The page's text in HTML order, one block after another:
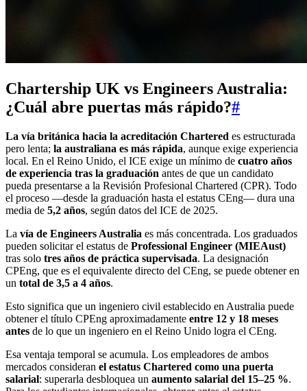
Chartership UK vs Engineers Australia:
¿Cuál abre puertas más rápido?#
La vía británica hacia la acreditación Chartered es estructurada
pero lenta; la australiana es más rápida, aunque exige experiencia
local. En el Reino Unido, el ICE exige un mínimo de cuatro años
de experiencia tras la graduación antes de que un candidato
pueda presentarse a la Revisión Profesional Chartered (CPR). Todo
el proceso —desde la graduación hasta el estatus CEng— dura una
media de 5,2 años, según datos del ICE de 2025.
La vía de Engineers Australia es más concentrada. Los graduados
pueden solicitar el estatus de Professional Engineer (MIEAust)
tras solo tres años de práctica supervisada. La designación
CPEng, que es el equivalente directo del CEng, se puede obtener en
un total de 3,5 a 4 años.
Esto significa que un ingeniero civil establecido en Australia puede
obtener el título CPEng aproximadamente entre 12 y 18 meses
antes de lo que un ingeniero en el Reino Unido logra el CEng.
Esa ventaja temporal se acumula. Los empleadores de ambos
mercados consideran el estatus Chartered como una puerta
salarial: superarla desbloquea un aumento salarial del 15–25 %.